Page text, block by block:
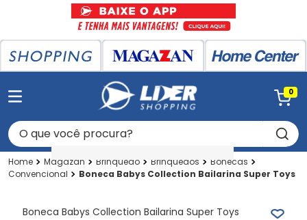
0
O que você procura?
Magazan Brinquedo Brinquedos
Bonecas
Convencional
Boneca Babys Collection Bailarina Super Toys
Boneca Babys Collection Bailarina Super Toys